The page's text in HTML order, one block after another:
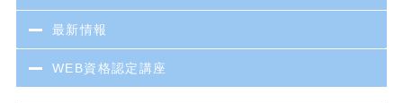
最新情報
WEB資格認定講座